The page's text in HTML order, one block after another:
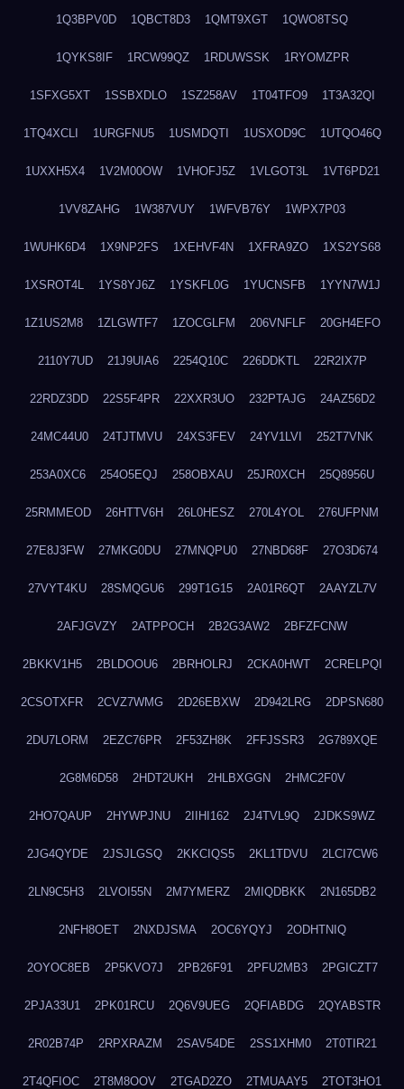
1Q3BPV0D 1QBCT8D3 1QMT9XGT 1QWO8TSQ
1QYKS8IF 1RCW99QZ 1RDUWSSK 1RYOMZPR
1SFXG5XT 1SSBXDLO 1SZ258AV 1T04TFO9 1T3A32QI
1TQ4XCLI 1URGFNU5 1USMDQTI 1USXOD9C 1UTQO46Q
1UXXH5X4 1V2M00OW 1VHOFJ5Z 1VLGOT3L 1VT6PD21
1VV8ZAHG 1W387VUY 1WFVB76Y 1WPX7P03
1WUHK6D4 1X9NP2FS 1XEHVF4N 1XFRA9ZO 1XS2YS68
1XSROT4L 1YS8YJ6Z 1YSKFL0G 1YUCNSFB 1YYN7W1J
1Z1US2M8 1ZLGWTF7 1ZOCGLFM 206VNFLF 20GH4EFO
2110Y7UD 21J9UIA6 2254Q10C 226DDKTL 22R2IX7P
22RDZ3DD 22S5F4PR 22XXR3UO 232PTAJG 24AZ56D2
24MC44U0 24TJTMVU 24XS3FEV 24YV1LVI 252T7VNK
253A0XC6 254O5EQJ 258OBXAU 25JR0XCH 25Q8956U
25RMMEOD 26HTTV6H 26L0HESZ 270L4YOL 276UFPNM
27E8J3FW 27MKG0DU 27MNQPU0 27NBD68F 27O3D674
27VYT4KU 28SMQGU6 299T1G15 2A01R6QT 2AAYZL7V
2AFJGVZY 2ATPPOCH 2B2G3AW2 2BFZFCNW
2BKKV1H5 2BLDOOU6 2BRHOLRJ 2CKA0HWT 2CRELPQI
2CSOTXFR 2CVZ7WMG 2D26EBXW 2D942LRG 2DPSN680
2DU7LORM 2EZC76PR 2F53ZH8K 2FFJSSR3 2G789XQE
2G8M6D58 2HDT2UKH 2HLBXGGN 2HMC2F0V
2HO7QAUP 2HYWPJNU 2IIHI162 2J4TVL9Q 2JDKS9WZ
2JG4QYDE 2JSJLGSQ 2KKCIQS5 2KL1TDVU 2LCI7CW6
2LN9C5H3 2LVOI55N 2M7YMERZ 2MIQDBKK 2N165DB2
2NFH8OET 2NXDJSMA 2OC6YQYJ 2ODHTNIQ
2OYOC8EB 2P5KVO7J 2PB26F91 2PFU2MB3 2PGICZT7
2PJA33U1 2PK01RCU 2Q6V9UEG 2QFIABDG 2QYABSTR
2R02B74P 2RPXRAZM 2SAV54DE 2SS1XHM0 2T0TIR21
2T4QFIOC 2T8M8OOV 2TGAD2ZO 2TMUAAY5 2TOT3HO1